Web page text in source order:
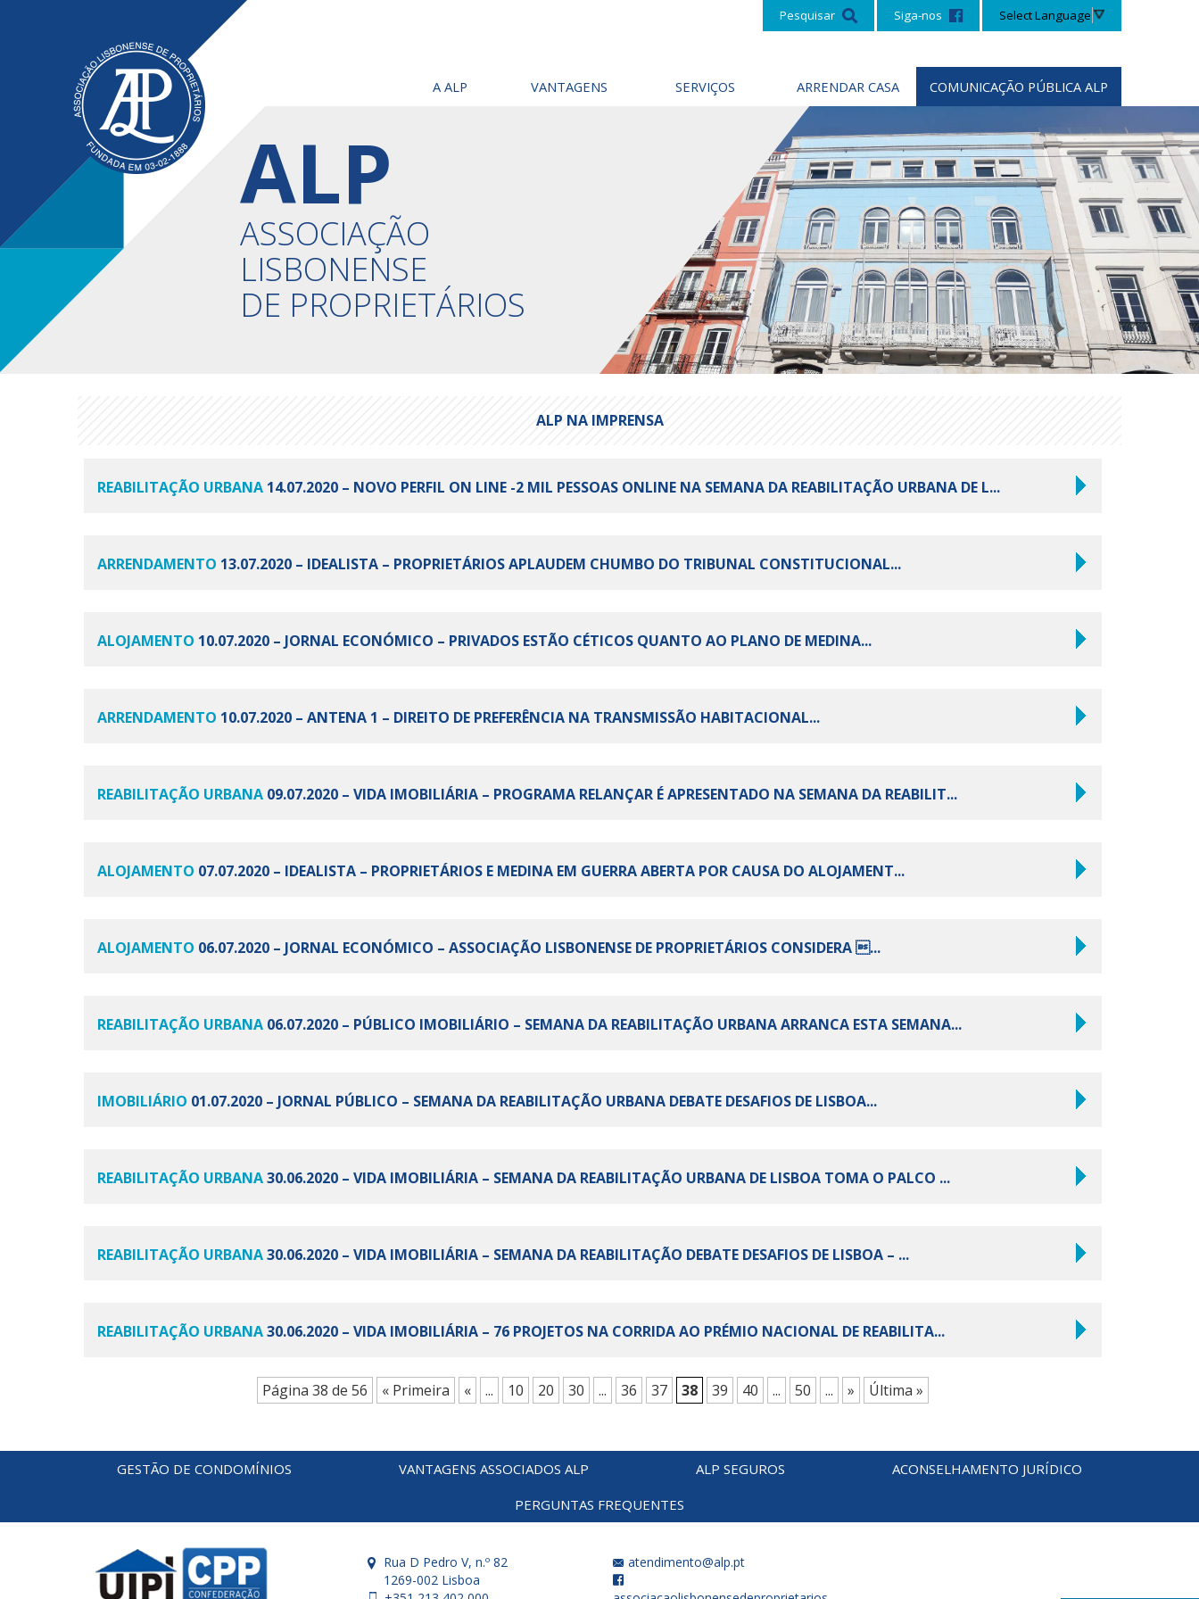
Pesquisar Siga-nos Select Language
A ALP VANTAGENS SERVIÇOS ARRENDAR CASA COMUNICAÇÃO PÚBLICA ALP
ALP
ASSOCIAÇÃO
LISBONENSE
DE PROPRIETÁRIOS
ALP NA IMPRENSA
REABILITAÇÃO URBANA 14.07.2020 – NOVO PERFIL ON LINE -2 MIL PESSOAS ONLINE NA SEMANA DA REABILITAÇÃO URBANA DE L...
ARRENDAMENTO 13.07.2020 – IDEALISTA – PROPRIETÁRIOS APLAUDEM CHUMBO DO TRIBUNAL CONSTITUCIONAL...
ALOJAMENTO 10.07.2020 – JORNAL ECONÓMICO – PRIVADOS ESTÃO CÉTICOS QUANTO AO PLANO DE MEDINA...
ARRENDAMENTO 10.07.2020 – ANTENA 1 – DIREITO DE PREFERÊNCIA NA TRANSMISSÃO HABITACIONAL...
REABILITAÇÃO URBANA 09.07.2020 – VIDA IMOBILIÁRIA – PROGRAMA RELANÇAR É APRESENTADO NA SEMANA DA REABILIT...
ALOJAMENTO 07.07.2020 – IDEALISTA – PROPRIETÁRIOS E MEDINA EM GUERRA ABERTA POR CAUSA DO ALOJAMENT...
ALOJAMENTO 06.07.2020 – JORNAL ECONÓMICO – ASSOCIAÇÃO LISBONENSE DE PROPRIETÁRIOS CONSIDERA ...
REABILITAÇÃO URBANA 06.07.2020 – PÚBLICO IMOBILIÁRIO – SEMANA DA REABILITAÇÃO URBANA ARRANCA ESTA SEMANA...
IMOBILIÁRIO 01.07.2020 – JORNAL PÚBLICO – SEMANA DA REABILITAÇÃO URBANA DEBATE DESAFIOS DE LISBOA...
REABILITAÇÃO URBANA30.06.2020 – VIDA IMOBILIÁRIA – SEMANA DA REABILITAÇÃO URBANA DE LISBOA TOMA O PALCO ...
REABILITAÇÃO URBANA30.06.2020 – VIDA IMOBILIÁRIA – SEMANA DA REABILITAÇÃO DEBATE DESAFIOS DE LISBOA – ...
REABILITAÇÃO URBANA30.06.2020 – VIDA IMOBILIÁRIA – 76 PROJETOS NA CORRIDA AO PRÉMIO NACIONAL DE REABILITA...
Página 38 de 56 « Primeira « ... 10 20 30 ... 36 37 38 39 40 ... 50 ... » Última »
GESTÃO DE CONDOMÍNIOS VANTAGENS ASSOCIADOS ALP ALP SEGUROS
ACONSELHAMENTO JURÍDICO
PERGUNTAS FREQUENTES
Rua D Pedro V, n.º 82
1269-002 Lisboa
atendimento@alp.pt